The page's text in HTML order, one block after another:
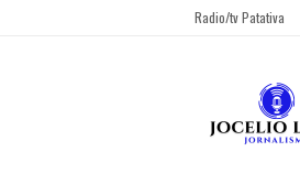
Radio/tv Patativa